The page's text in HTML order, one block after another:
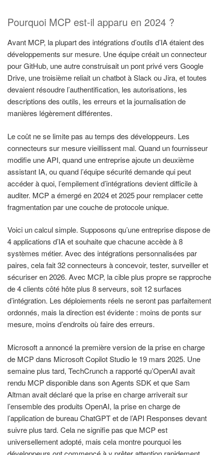
Pourquoi MCP est-il apparu en 2024 ?
Avant MCP, la plupart des intégrations d’outils d’IA étaient des
développements sur mesure. Une équipe créait un connecteur
pour GitHub, une autre construisait un pont privé vers Google
Drive, une troisième reliait un chatbot à Slack ou Jira, et toutes
devaient résoudre l’authentification, les autorisations, les
descriptions des outils, les erreurs et la journalisation de
manières légèrement différentes.
Le coût ne se limite pas au temps des développeurs. Les
connecteurs sur mesure vieillissent mal. Quand un fournisseur
modifie une API, quand une entreprise ajoute un deuxième
assistant IA, ou quand l’équipe sécurité demande qui peut
accéder à quoi, l’empilement d’intégrations devient difficile à
auditer. MCP a émergé en 2024 et 2025 pour remplacer cette
fragmentation par une couche de protocole unique.
Voici un calcul simple. Supposons qu’une entreprise dispose de
4 applications d’IA et souhaite que chacune accède à 8
systèmes métier. Avec des intégrations personnalisées par
paires, cela fait 32 connecteurs à concevoir, tester, surveiller et
sécuriser en 2026. Avec MCP, la cible plus propre se rapproche
de 4 clients côté hôte plus 8 serveurs, soit 12 surfaces
d’intégration. Les déploiements réels ne seront pas parfaitement
ordonnés, mais la direction est évidente : moins de ponts sur
mesure, moins d’endroits où faire des erreurs.
Microsoft a annoncé la première version de la prise en charge
de MCP dans Microsoft Copilot Studio le 19 mars 2025. Une
semaine plus tard, TechCrunch a rapporté qu’OpenAI avait
rendu MCP disponible dans son Agents SDK et que Sam
Altman avait déclaré que la prise en charge arriverait sur
l’ensemble des produits OpenAI, la prise en charge de
l’application de bureau ChatGPT et de l’API Responses devant
suivre plus tard. Cela ne signifie pas que MCP est
universellement adopté, mais cela montre pourquoi les